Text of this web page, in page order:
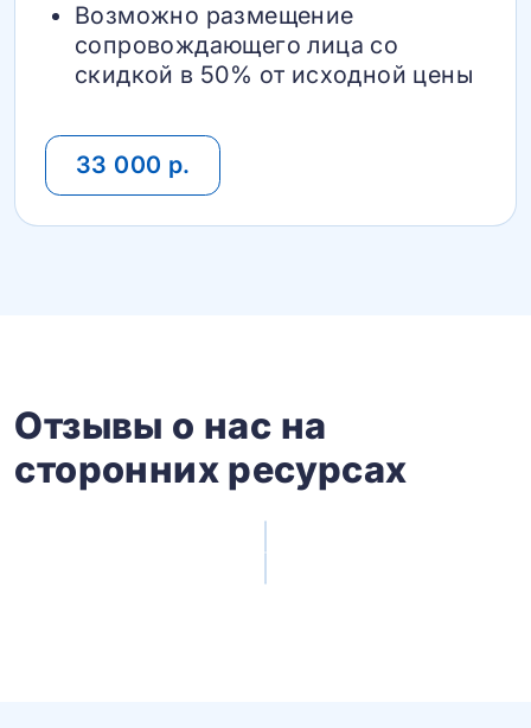
Возможно размещение
сопровождающего лица со
скидкой в 50% от исходной цены
33 000 р.
Отзывы о нас на
сторонних ресурсах